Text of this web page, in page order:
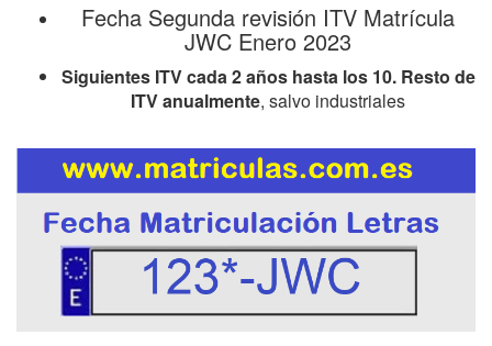
Fecha Segunda revisión ITV Matrícula
JWC Enero 2023
Siguientes ITV cada 2 años hasta los 10. Resto de
ITV anualmente, salvo industriales